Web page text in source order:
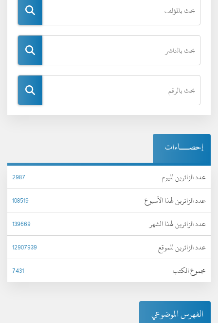
إحصـــاءات
عدد الزائرين لليوم
2987
عدد الزائرين لهذا الأسبوع
108519
عدد الزائرين لهذا الشهر
139669
عدد الزائرين للموقع
12907939
مجموع الكتب
7431
الفهرس الموضوعي